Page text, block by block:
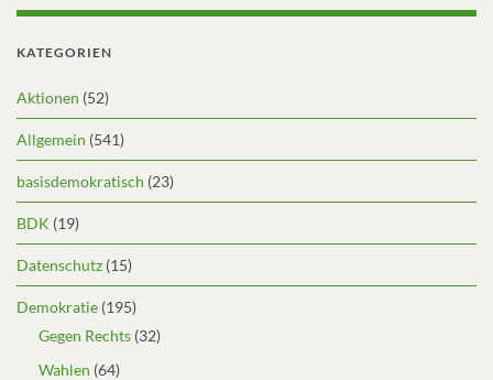
KATEGORIEN
Aktionen (52)
Allgemein (541)
basisdemokratisch (23)
BDK (19)
Datenschutz (15)
Demokratie (195)
Gegen Rechts (32)
Wahlen (64)